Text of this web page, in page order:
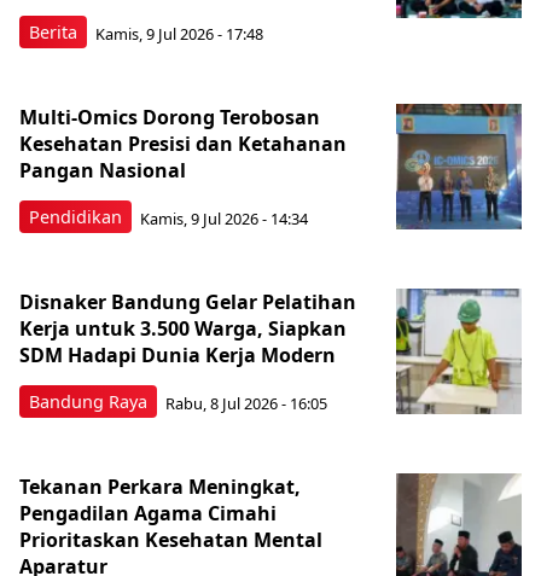
Berita Kamis, 9 Jul 2026 - 17:48
Pendidikan
Multi-Omics Dorong Terobosan
Kesehatan Presisi dan Ketahanan
Pangan Nasional
Kamis, 9 Jul 2026 - 14:34
Bandung Raya
Disnaker Bandung Gelar Pelatihan
Kerja untuk 3.500 Warga, Siapkan
SDM Hadapi Dunia Kerja Modern
Rabu, 8 Jul 2026 - 16:05
Tekanan Perkara Meningkat,
Pengadilan Agama Cimahi
Prioritaskan Kesehatan Mental
Aparatur